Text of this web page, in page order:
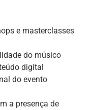
e masterclasses
do músico
digital
do evento
a presença de